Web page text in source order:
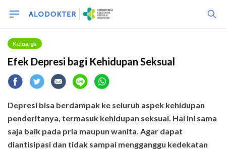
Keluarga
Efek Depresi bagi Kehidupan Seksual
Depresi bisa berdampak ke seluruh aspek kehidupan
penderitanya, termasuk kehidupan seksual. Hal ini sama
saja baik pada pria maupun wanita. Agar dapat
diantisipasi dan tidak sampai mengganggu kedekatan